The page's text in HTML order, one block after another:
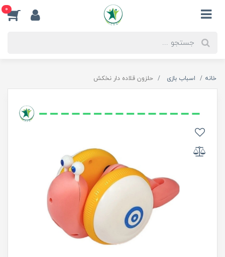
0
خانه اسباب بازی حلزون قلاده دار نخکش